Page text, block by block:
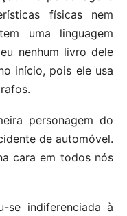
físicas nem
uma linguagem
nenhum livro dele
início, pois ele usa
personagem do
de automóvel.
cara em todos nós
se indiferenciada à